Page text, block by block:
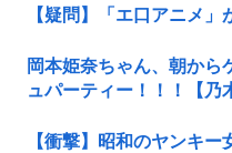
【疑問】「エ口アニメ
岡本姫奈ちゃん、朝から
ュパーティー！！！【乃
【衝撃】昭和のヤンキ